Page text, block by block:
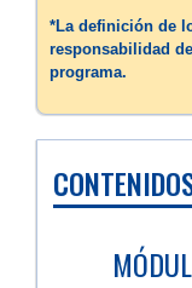
*La definición de
responsabilidad
programa.